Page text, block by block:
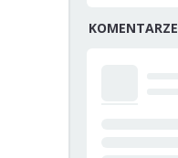
KOMENTARZE